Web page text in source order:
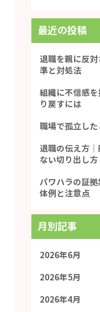
最近の投稿
退職を親に反
準と対処法
組織に不信感
り戻すには
職場で孤立し
退職の伝え方
ない切り出し方
パワハラの証
体例と注意点
月別記事
2026年6月
2026年5月
2026年4月